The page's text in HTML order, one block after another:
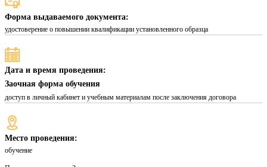
Форма выдаваемого документа:
удостоверение о повышении квалификации установленного образца
Дата и время проведения:
Заочная форма обучения
доступ в личный кабинет и учебным материалам после заключения договора
Место проведения:
обучение